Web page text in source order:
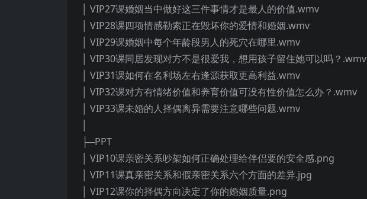
│ VIP27课婚姻当中做好这三件事情才是最人的价值.wmv
│ VIP28课四项情感勒索正在毁坏你的爱情和婚姻.wmv
│ VIP29课婚姻中每个年龄段男人的死穴在哪里.wmv
│ VIP30课同居发现对方不是很爱我，想用孩子留住她可以吗？.wmv
│ VIP31课如何在名利场左右逢源获取更高利益.wmv
│ VIP32课对方有情绪价值和养育价值可没有性价值怎么办？.wmv
│ VIP33课未婚的人择偶离异需要注意哪些问题.wmv
├─PPT
│ VIP10课亲密关系吵架如何正确处理给伴侣要的安全感.png
│ VIP11课真亲密关系和假亲密关系六个方面的差异.jpg
│ VIP12课你的择偶方向决定了你的婚姻质量.png